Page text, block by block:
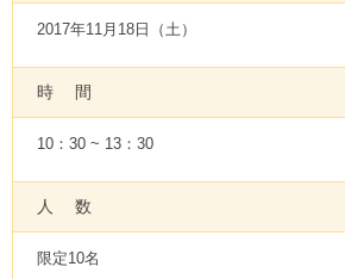
2017年11月18日（土）
時 間
10：30 ~ 13：30
人 数
限定10名